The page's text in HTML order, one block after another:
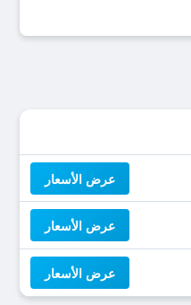
عرض الأسعار
عرض الأسعار
عرض الأسعار